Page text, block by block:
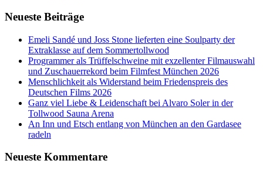
Neueste Beiträge
Emeli Sandé und Joss Stone lieferten eine Soulparty der
Extraklasse auf dem Sommertollwood
Programmer als Trüffelschweine mit exzellenter Filmauswahl
und Zuschauerrekord beim Filmfest München 2026
Menschlichkeit als Widerstand beim Friedenspreis des
Deutschen Films 2026
Ganz viel Liebe & Leidenschaft bei Alvaro Soler in der
Tollwood Sauna Arena
An Inn und Etsch entlang von München an den Gardasee
radeln
Neueste Kommentare